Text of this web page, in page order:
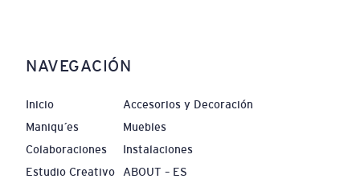
NAVEGACIÓN
Inicio
Maniquíes
Colaboraciones
Estudio Creativo
Accesorios y Decoración
Muebles
Instalaciones
ABOUT – ES